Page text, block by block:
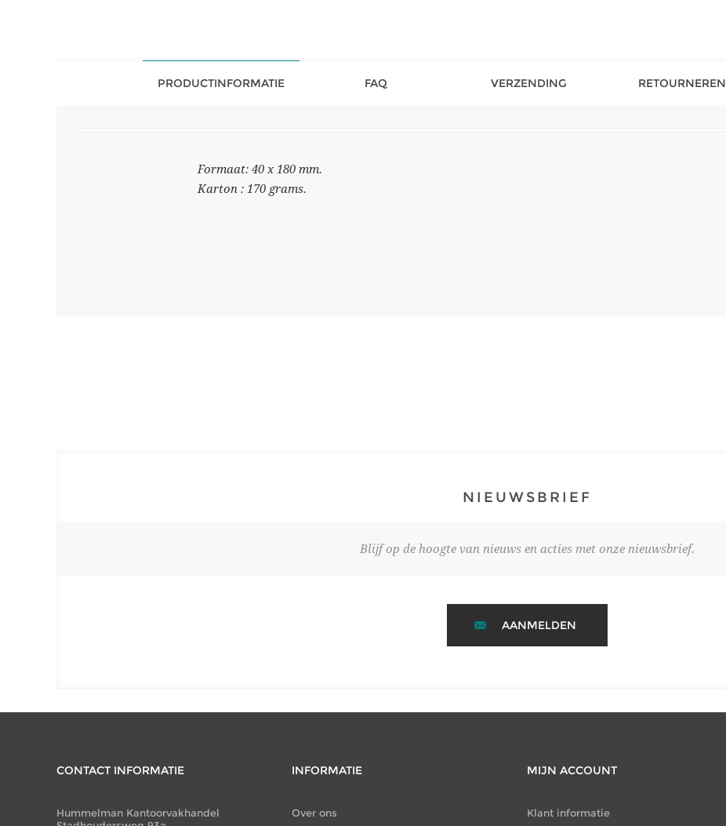
PRODUCTINFORMATIE FAQ VERZENDING RETOURNEREN
Formaat: 40 x 180 mm.
Karton : 170 grams.
NIEUWSBRIEF
Blijf op de hoogte van nieuws en acties met onze nieuwsbrief.
AANMELDEN
CONTACT INFORMATIE
Hummelman Kantoorvakhandel
INFORMATIE
Over ons
MIJN ACCOUNT
Klant informatie